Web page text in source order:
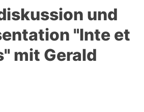
und
"Inte et
mit Gerald